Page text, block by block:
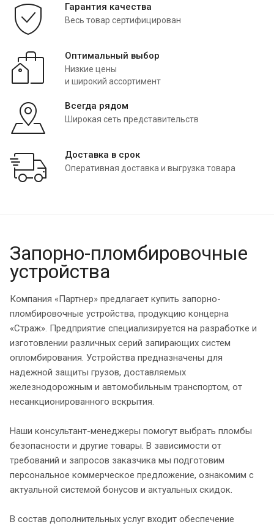
Гарантия качества
Весь товар сертифицирован
Оптимальный выбор
Низкие цены
и широкий ассортимент
Всегда рядом
Широкая сеть представительств
Доставка в срок
Оперативная доставка и выгрузка товара
Запорно-пломбировочные
устройства
Компания «Партнер» предлагает купить запорно-
пломбировочные устройства, продукцию концерна
«Страж». Предприятие специализируется на разработке и
изготовлении различных серий запирающих систем
опломбирования. Устройства предназначены для
надежной защиты грузов, доставляемых
железнодорожным и автомобильным транспортом, от
несанкционированного вскрытия.
Наши консультант-менеджеры помогут выбрать пломбы
безопасности и другие товары. В зависимости от
требований и запросов заказчика мы подготовим
персональное коммерческое предложение, ознакомим с
актуальной системой бонусов и актуальных скидок.
В состав дополнительных услуг входит обеспечение